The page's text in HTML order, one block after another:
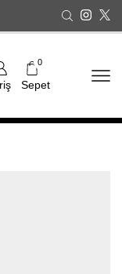
0
Sepet